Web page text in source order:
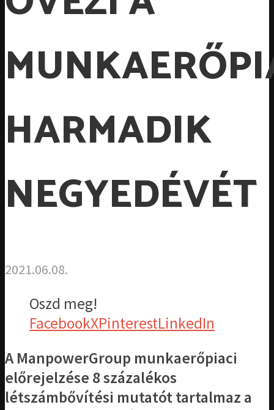
HARMADIK
NEGYEDÉVÉT
2021.06.08.
Oszd meg!
FacebookXPinterestLinkedIn
A ManpowerGroup munkaerőpiaci
előrejelzése 8 százalékos
létszámbővítési mutatót tartalmaz a